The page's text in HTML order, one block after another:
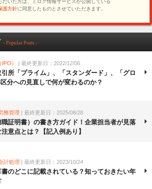
- Popular Posts -
） | 最終更新日：2022/12/06
所「プライム」、「スタンダード」、「グロ
分への見直しで何が変わるのか？
務管理 | 最終更新日：2025/08/28
証明書）の書き方ガイド！企業担当者が見落
意点とは？【記入例あり】
計処理 | 最終更新日：2023/10/24
のどこに記載されている？知っておきたい年